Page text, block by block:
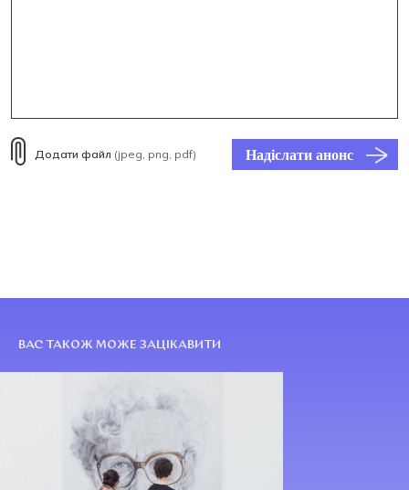
Додати файл (jpeg, png, pdf) Надіслати анонс
ВАС ТАКОЖ МОЖЕ ЗАЦІКАВИТИ